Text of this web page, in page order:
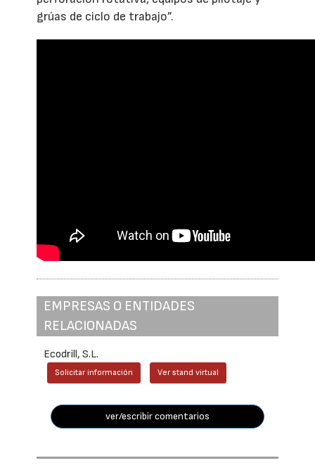
grúas de ciclo de trabajo”.
EMPRESAS O ENTIDADES
RELACIONADAS
Ecodrill, S.L.
Solicitar información Ver stand virtual
ver/escribir comentarios